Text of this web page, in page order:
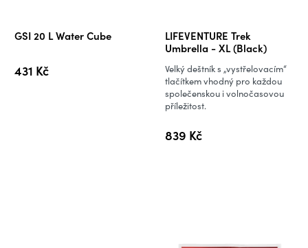
GSI 20 L Water Cube
431 Kč
LIFEVENTURE Trek
Umbrella - XL (Black)
839 Kč
Velký deštník s „vystřelovacím“
tlačítkem vhodný pro každou
společenskou i volnočasovou
příležitost.